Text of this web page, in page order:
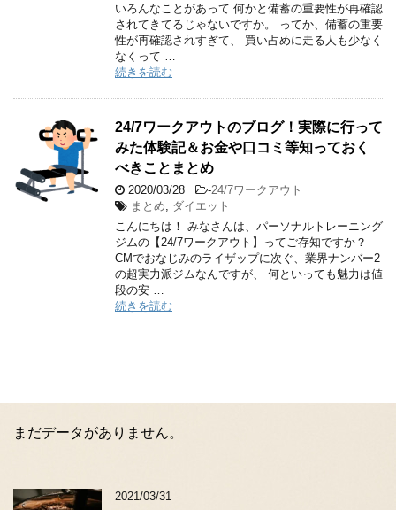
いろんなことがあって 何かと備蓄の重要性が再確認
されてきてるじゃないですか。 ってか、備蓄の重要
性が再確認されすぎて、 買い占めに走る人も少なく
なくって …
続きを読む
24/7ワークアウトのブログ！実際に行って
みた体験記＆お金や口コミ等知っておく
べきことまとめ
2020/03/28 -24/7ワークアウト
まとめ
ダイエット
こんにちは！ みなさんは、パーソナルトレーニング
ジムの【24/7ワークアウト】ってご存知ですか？
CMでおなじみのライザップに次ぐ、業界ナンバー2
の超実力派ジムなんですが、 何といっても魅力は値
段の安 …
続きを読む
まだデータがありません。
2021/03/31